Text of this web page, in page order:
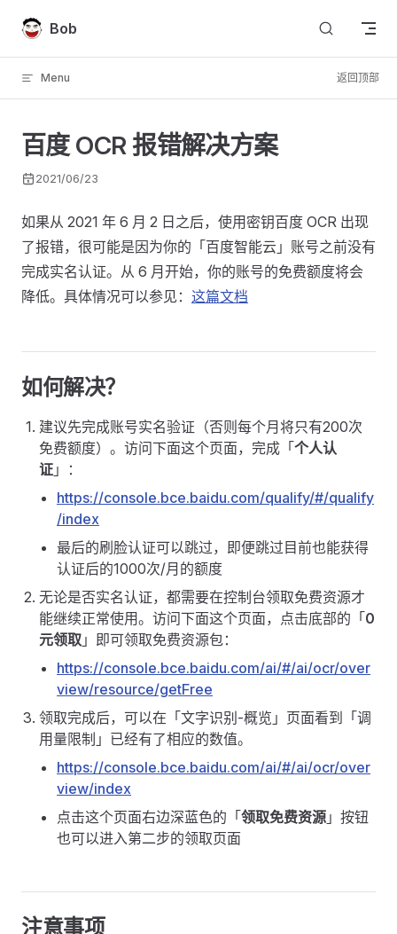
Skip to content
Bob
Menu 返回顶部
百度 OCR 报错解决方案
2021/06/23
如果从 2021 年 6 月 2 日之后，使用密钥百度 OCR 出现
了报错，很可能是因为你的「百度智能云」账号之前没有
完成实名认证。从 6 月开始，你的账号的免费额度将会
降低。具体情况可以参见： 这篇文档
如何解决？
建议先完成账号实名验证（否则每个月将只有200次
免费额度）。访问下面这个页面，完成「 个人认
证 」：
https://console.bce.baidu.com/qualify/#/qualify
/index
最后的刷脸认证可以跳过，即便跳过目前也能获得
认证后的1000次/月的额度
无论是否实名认证，都需要在控制台领取免费资源才
能继续正常使用。访问下面这个页面，点击底部的「 0
元领取 」即可领取免费资源包：
https://console.bce.baidu.com/ai/#/ai/ocr/over
view/resource/getFree
领取完成后，可以在「文字识别-概览」页面看到「调
用量限制」已经有了相应的数值。
https://console.bce.baidu.com/ai/#/ai/ocr/over
view/index
点击这个页面右边深蓝色的「 领取免费资源 」按钮
也可以进入第二步的领取页面
注意事项